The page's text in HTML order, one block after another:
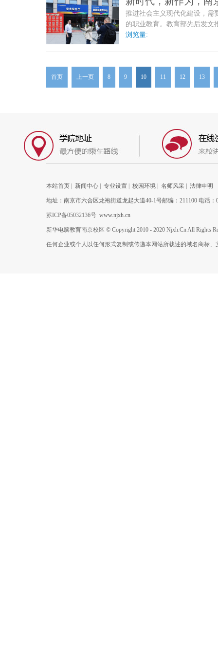
推进社会主义现代化建设，需
的职业教育。教育部先后发文
来首次“大修”等等政策红利频
浏览量:
首页 上一页 8 9 10 11 12 13
本站首页 新闻中心 专业设置 校园环境 名师风采 法律申明
地址：南京市六合区龙袍街道龙起大道40-1号邮编：211100 电话：
苏ICP备05032136号 www.njxh.cn
新华电脑教育南京校区 © Copyright 2010 - 2020 Njxh.Cn All Rights
任何企业或个人以任何形式复制或传递本网站所载述的域名商标